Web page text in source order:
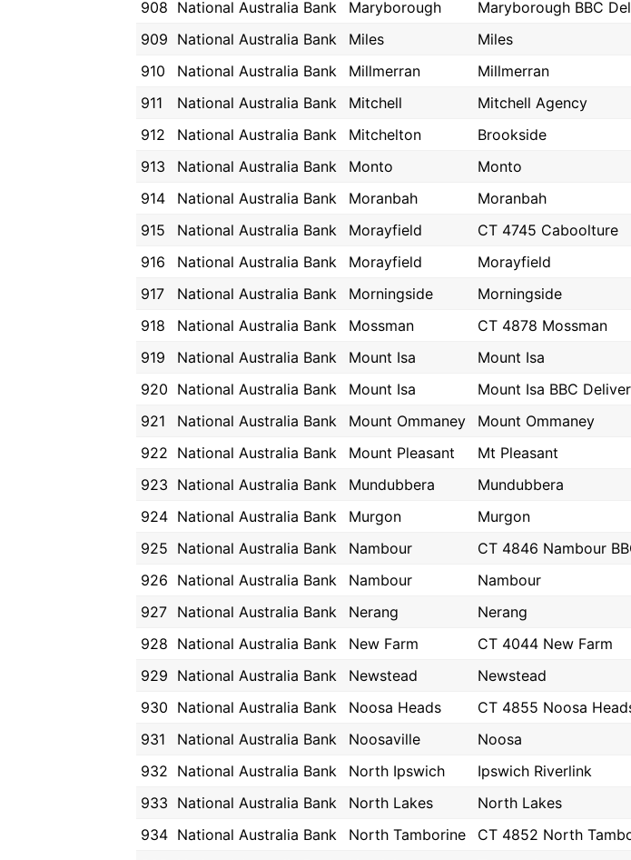
908 National Australia Bank Maryborough Maryborough BBC
909 National Australia Bank Miles Miles
910
National Australia Bank Millmerran Millmerran
911
National Australia Bank Mitchell Mitchell Agency
912
National Australia Bank Mitchelton Brookside
913
National Australia Bank Monto Monto
914
National Australia Bank Moranbah Moranbah
915
National Australia Bank Morayfield CT 4745 Caboolture
916
National Australia Bank Morayfield Morayfield
917
National Australia Bank Morningside Morningside
918
National Australia Bank Mossman CT 4878 Mossman
919
National Australia Bank Mount Isa Mount Isa
920 National Australia Bank Mount Isa Mount Isa BBC
921
National Australia Bank Mount Ommaney Mount Ommaney
922 National Australia Bank Mount Pleasant Mt Pleasant
923 National Australia Bank Mundubbera Mundubbera
924 National Australia Bank Murgon Murgon
925 National Australia Bank Nambour CT 4846 Nambour
926 National Australia Bank Nambour Nambour
927 National Australia Bank Nerang Nerang
928 National Australia Bank New Farm CT 4044 New Farm
929 National Australia Bank Newstead Newstead
930 National Australia Bank Noosa Heads CT 4855 Noosa
931
National Australia Bank Noosaville Noosa
932 National Australia Bank North Ipswich Ipswich Riverlink
933 National Australia Bank North Lakes North Lakes
934 National Australia Bank North Tamborine CT 4852 North